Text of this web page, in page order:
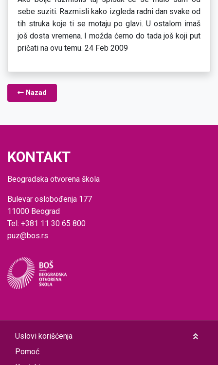
sebe suziti. Razmisli kako izgleda radni dan svake od
tih struka koje ti se motaju po glavi. U ostalom imaš
još dosta vremena. I možda ćemo do tada još koji put
pričati na ovu temu. 24 Feb 2009
Nazad
KONTAKT
Beogradska otvorena škola
Bulevar oslobođenja 177
11000 Beograd
Tel: +381 11 30 65 800
puz@bos.rs
Uslovi korišćenja
Pomoć